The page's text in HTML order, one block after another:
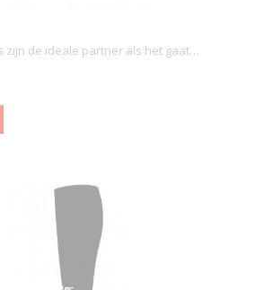
zijn de ideale partner als het gaat…